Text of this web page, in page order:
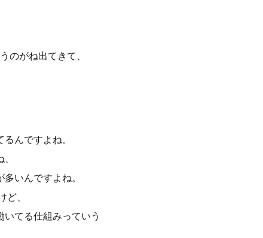
のがね出てきて、
んですよね。
いんですよね。
、
てる仕組みっていう